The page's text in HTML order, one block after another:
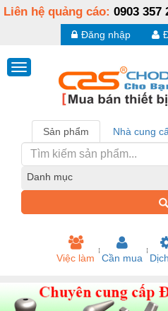
Liên hệ quảng cáo: 0903 357
Đăng nhập
Sản phẩm Nhà cung
Danh mục
Việc làm Cần mua